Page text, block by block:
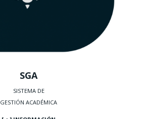
SGA
SISTEMA DE
GESTIÓN ACADÉMICA